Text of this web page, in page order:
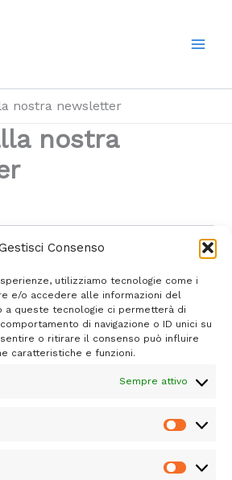
Consenso
utilizziamo tecnologie come i
e/o accedere alle informazioni del
a queste tecnologie ci permetterà di
di navigazione o ID unici su
o ritirare il consenso può influire
caratteristiche e funzioni.
Sempre attivo
nostra newsletter
nostra